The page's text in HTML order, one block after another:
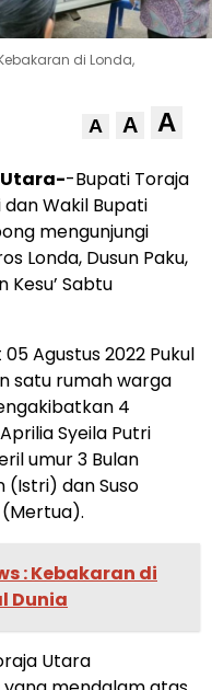
di Londa,
A A A
-Bupati Toraja
dan Wakil Bupati
mengunjungi
Londa, Dusun Paku,
Sabtu
Agustus 2022 Pukul
satu rumah warga
4
Syeila Putri
umur 3 Bulan
(Istri) dan Suso
: Kebakaran di
Dunia
Utara